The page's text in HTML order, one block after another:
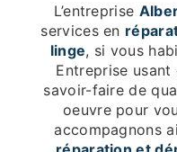
L’entreprise
services en
linge, si vous
Entreprise usant
savoir-faire de
oeuvre pour
accompagnons